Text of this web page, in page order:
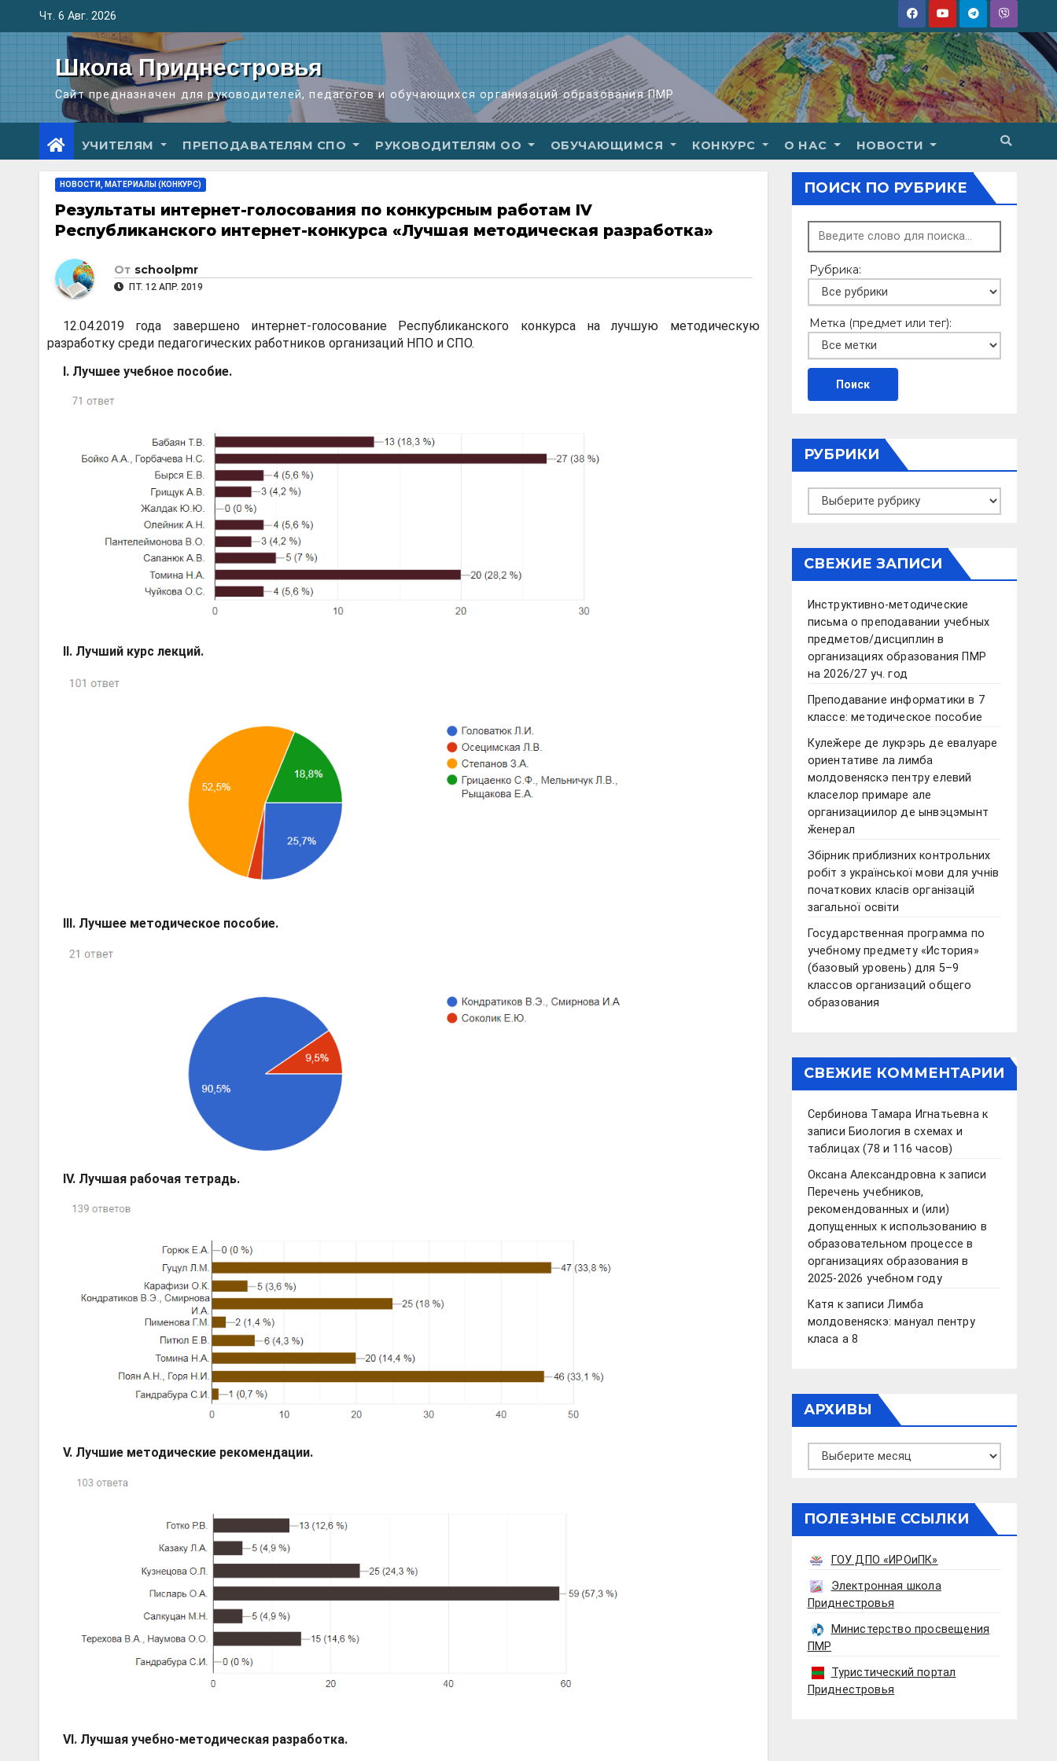
содержимому
Чт. 6 Авг. 2026
Школа Приднестровья
Сайт предназначен для руководителей, педагогов и обучающихся организаций образования ПМР
УЧИТЕЛЯМ ПРЕПОДАВАТЕЛЯМ СПО РУКОВОДИТЕЛЯМ ОО ОБУЧАЮЩИМСЯ КОНКУРС О НАС НОВОСТИ
НОВОСТИ, МАТЕРИАЛЫ (КОНКУРС)
Результаты интернет-голосования по конкурсным работам IV
Республиканского интернет-конкурса «Лучшая методическая разработка»
От schoolpmr
ПТ. 12 АПР. 2019
12.04.2019 года завершено интернет-голосование Республиканского конкурса на лучшую методическую
разработку среди педагогических работников организаций НПО и СПО.
I. Лучшее учебное пособие.
II. Лучший курс лекций.
III. Лучшее методическое пособие.
IV. Лучшая рабочая тетрадь.
V. Лучшие методические рекомендации.
VI. Лучшая учебно-методическая разработка.
ПОИСК ПО РУБРИКЕ
Рубрика:
Метка (предмет или тег):
РУБРИКИ
Рубрики
СВЕЖИЕ ЗАПИСИ
Инструктивно-методические
письма о преподавании учебных
предметов/дисциплин в
организациях образования ПМР
на 2026/27 уч. год
Преподавание информатики в 7
классе: методическое пособие
Кулеӂере де лукрэрь де евалуаре
ориентативе ла лимба
молдовеняскэ пентру елевий
класелор примаре але
организациилор де ынвэцэмынт
ӂенерал
Збірник приблизних контрольних
робіт з української мови для учнів
початкових класів організацій
загальної освіти
Государственная программа по
учебному предмету «История»
(базовый уровень) для 5–9
классов организаций общего
образования
СВЕЖИЕ КОММЕНТАРИИ
Сербинова Тамара Игнатьевнак
записи Биология в схемах и
таблицах (78 и 116 часов)
Оксана Александровна к записи
Перечень учебников,
рекомендованных и (или)
допущенных к использованию в
образовательном процессе в
организациях образования в
2025-2026 учебном году
Катя к записиЛимба
молдовеняскэ: мануал пентру
класа а 8
АРХИВЫ
Архивы
ПОЛЕЗНЫЕ ССЫЛКИ
ГОУ ДПО «ИРОиПК»
Электронная школа
Приднестровья
Министерство просвещения
ПМР
Туристический портал
Приднестровья